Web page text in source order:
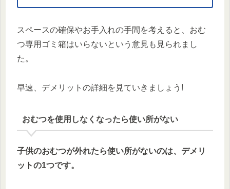
スペースの確保やお手入れの手間を考えると、おむ
つ専用ゴミ箱はいらないという意見も見られまし
た。
早速、デメリットの詳細を見ていきましょう!
おむつを使用しなくなったら使い所がない
子供のおむつが外れたら使い所がないのは、デメリ
ットの1つです。